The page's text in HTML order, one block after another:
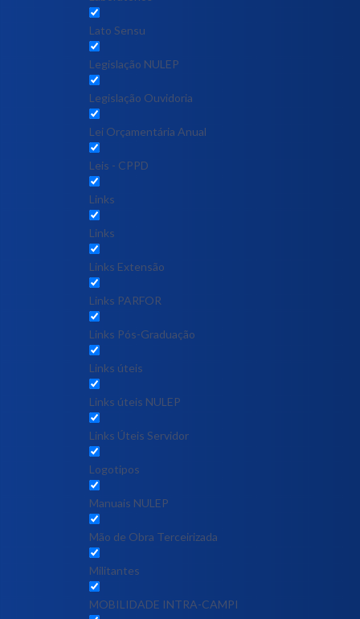
Lato Sensu
Legislação NULEP
Legislação Ouvidoria
Lei Orçamentária Anual
Leis - CPPD
Links
Links
Links Extensão
Links PARFOR
Links Pós-Graduação
Links úteis
Links úteis NULEP
Links Úteis Servidor
Logotipos
Manuais NULEP
Mão de Obra Terceirizada
Militantes
MOBILIDADE INTRA-CAMPI